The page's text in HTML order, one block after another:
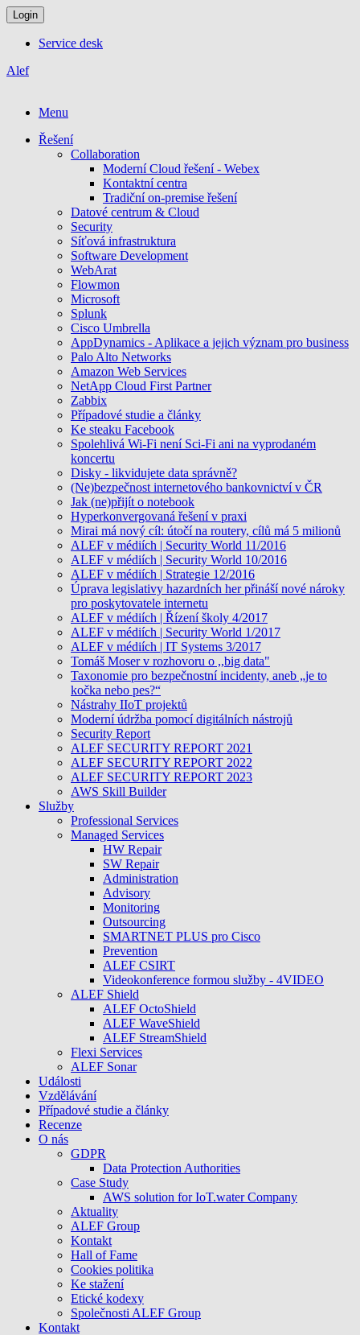
Login
Service desk
Alef
Menu
Řešení
Collaboration
Moderní Cloud řešení - Webex
Kontaktní centra
Tradiční on-premise řešení
Datové centrum & Cloud
Security
Síťová infrastruktura
Software Development
WebArat
Flowmon
Microsoft
Splunk
Cisco Umbrella
AppDynamics - Aplikace a jejich význam pro business
Palo Alto Networks
Amazon Web Services
NetApp Cloud First Partner
Zabbix
Případové studie a články
Ke steaku Facebook
Spolehlivá Wi-Fi není Sci-Fi ani na vyprodaném
koncertu
Disky - likvidujete data správně?
(Ne)bezpečnost internetového bankovnictví v ČR
Jak (ne)přijít o notebook
Hyperkonvergovaná řešení v praxi
Mirai má nový cíl: útočí na routery, cílů má 5 milionů
ALEF v médiích | Security World 11/2016
ALEF v médiích | Security World 10/2016
ALEF v médiích | Strategie 12/2016
Úprava legislativy hazardních her přináší nové nároky
pro poskytovatele internetu
ALEF v médiích | Řízení školy 4/2017
ALEF v médiích | Security World 1/2017
ALEF v médiích | IT Systems 3/2017
Tomáš Moser v rozhovoru o ,,big data"
Taxonomie pro bezpečnostní incidenty, aneb „je to
kočka nebo pes?“
Nástrahy IIoT projektů
Moderní údržba pomocí digitálních nástrojů
Security Report
ALEF SECURITY REPORT 2021
ALEF SECURITY REPORT 2022
ALEF SECURITY REPORT 2023
AWS Skill Builder
Služby
Professional Services
Managed Services
HW Repair
SW Repair
Administration
Advisory
Monitoring
Outsourcing
SMARTNET PLUS pro Cisco
Prevention
ALEF CSIRT
Videokonference formou služby - 4VIDEO
ALEF Shield
ALEF OctoShield
ALEF WaveShield
ALEF StreamShield
Flexi Services
ALEF Sonar
Události
Vzdělávání
Případové studie a články
Recenze
O nás
GDPR
Data Protection Authorities
Case Study
AWS solution for IoT.water Company
Aktuality
ALEF Group
Kontakt
Hall of Fame
Cookies politika
Ke stažení
Etické kodexy
Společnosti ALEF Group
Kontakt